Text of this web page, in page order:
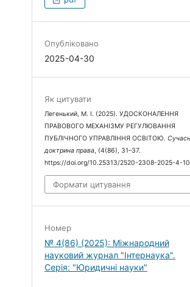
Опубліковано
2025-04-30
Як цитувати
Легенький, М. І. (2025). УДОСКОНАЛЕННЯ
ПРАВОВОГО МЕХАНІЗМУ РЕГУЛЮВАННЯ
ПУБЛІЧНОГО УПРАВЛІННЯ ОСВІТОЮ.
доктрина права , (4(86), 31–37.
https://doi.org/10.25313/2520-2308-2025-4-
Формати цитування
Номер
№ 4(86) (2025): Міжнародний
науковий журнал "Інтернаука".
Серія: "Юридичні науки"